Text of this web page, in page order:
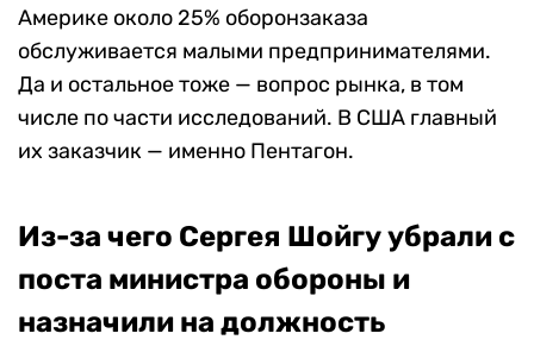
Америке около 25% оборонзаказа
обслуживается малыми предпринимателями.
Да и остальное тоже — вопрос рынка, в том
числе по части исследований. В США главный
их заказчик — именно Пентагон.
Из-за чего Сергея Шойгу убрали с
поста министра обороны и
назначили на должность